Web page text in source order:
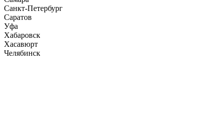
Санкт-Петербург
Саратов
Уфа
Хабаровск
Хасавюрт
Челябинск